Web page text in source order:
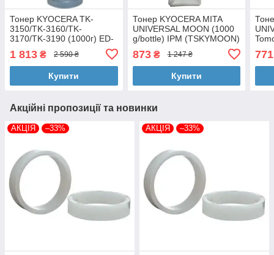
Тонер KYOCERA TK-
3150/TK-3160/TK-
3170/TK-3190 (1000г) ED-
KM3040-1)
1 813 ₴ 2 590 ₴
Купити
Тонер KYOCERA MITA
UNIVERSAL MOON (1000
g/bottle) IPM (TSKYMOON)
873₴ 1 247 ₴
Купити
771
Акційні пропозиції та новинки
АКЦІЯ –33% АКЦІЯ –33%